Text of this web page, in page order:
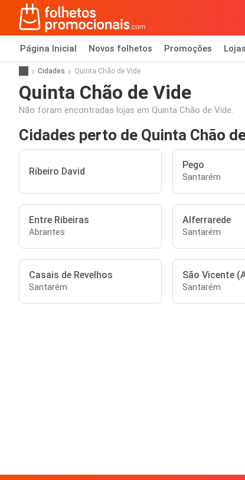
Página Inicial Novos folhetos Promoções Lojas
Cidades Quinta Chão de Vide
Quinta Chão de Vide
Não foram encontradas lojas em Quinta Chão de Vide.
Cidades perto de Quinta Chão
Ribeiro David
Pego
Santarém
Entre Ribeiras
Abrantes
Alferrarede
Santarém
Casais de Revelhos
Santarém
São Vicente
Santarém